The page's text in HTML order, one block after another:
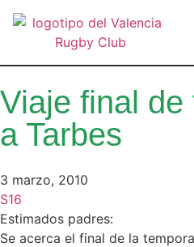
Viaje final de
a Tarbes
3 marzo, 2010
S16
Estimados padres:
Se acerca el final de la